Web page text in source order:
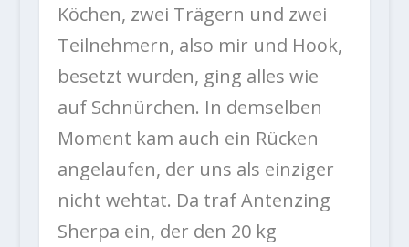
Köchen, zwei Trägern und zwei
Teilnehmern, also mir und Hook,
besetzt wurden, ging alles wie
auf Schnürchen. In demselben
Moment kam auch ein Rücken
angelaufen, der uns als einziger
nicht wehtat. Da traf Antenzing
Sherpa ein, der den 20 kg